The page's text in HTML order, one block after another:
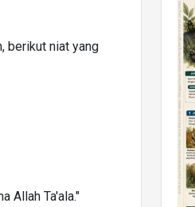
berikut niat yang
Allah Ta'ala."